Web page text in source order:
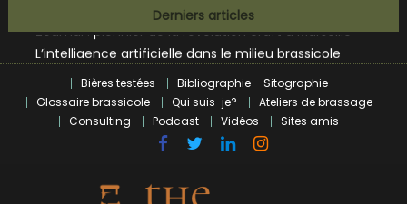
to
content
Derniers articles
Zoumaï : pionnier de la révolution craft à Marseille
L’intelligence artificielle dans le milieu brassicole
BrewDog racheté par Tilray pour une bouchée de pain ?
Bières et célébrités
Bières testées
Bibliographie – Sitographie
Glossaire brassicole
Qui suis-je?
Ateliers de brassage
Consulting
Podcast Vidéos Sites amis